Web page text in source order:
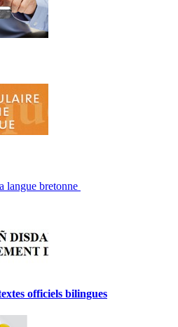
langue bretonne
officiels bilingues